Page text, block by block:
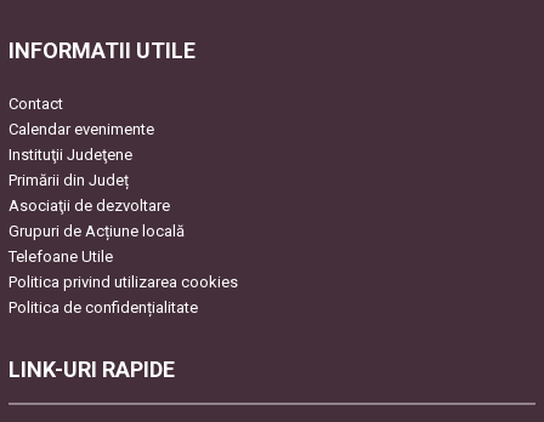
INFORMATII UTILE
Contact
Calendar evenimente
Instituţii Judeţene
Primării din Județ
Asociaţii de dezvoltare
Grupuri de Acțiune locală
Telefoane Utile
Politica privind utilizarea cookies
Politica de confidențialitate
LINK-URI RAPIDE